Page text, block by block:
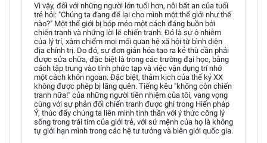
Vì vậy, đối với những người lớn tuổi hơn, nỗi bất an của tuổi
trẻ hỏi: "Chúng ta đang để lại cho mình một thế giới như thế
nào?" Một thế giới bị bóp méo một cách đáng buồn bởi
chiến tranh và những lời lẽ chiến tranh. Đó là sự ô nhiễm
của lý trí, xâm chiếm mọi mối quan hệ xã hội từ bình diện
địa chính trị. Do đó, sự đơn giản hóa tạo ra kẻ thù cần phải
được sửa chữa, đặc biệt là trong các trường đại học, bằng
cách tập trung vào tính phức tạp và việc vận dụng trí nhớ
một cách khôn ngoan. Đặc biệt, thảm kịch của thế kỷ XX
không được phép bị lãng quên. Tiếng kêu "không còn chiến
tranh nữa!" của những người tiền nhiệm của tôi, vang vọng
cùng với sự phản đối chiến tranh được ghi trong Hiến pháp
Ý, thúc đẩy chúng ta liên minh tinh thần với ý thức công lý
sống trong trái tim của giới trẻ, với sứ mệnh của họ là không
tự giới hạn mình trong các hệ tư tưởng và biên giới quốc gia.